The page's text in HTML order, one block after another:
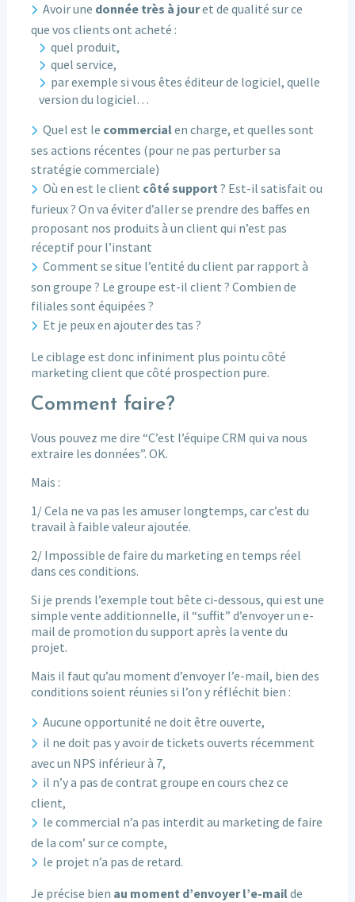
Avoir une donnée très à jouret de qualité sur ce
que vos clients ont acheté :
quel produit,
quel service,
par exemple si vous êtes éditeur de logiciel, quelle
version du logiciel…
Quel est le commercialen charge, et quelles sont
ses actions récentes (pour ne pas perturber sa
stratégie commerciale)
Où en est le client côté support ? Est-il satisfait ou
furieux ? On va éviter d’aller se prendre des baffes en
proposant nos produits à un client qui n’est pas
réceptif pour l’instant
Comment se situe l’entité du client par rapport à
son groupe ? Le groupe est-il client ? Combien de
filiales sont équipées ?
Et je peux en ajouter des tas ?
Le ciblage est donc infiniment plus pointu côté
marketing client que côté prospection pure.
Comment faire?
Vous pouvez me dire “C’est l’équipe CRM qui va nous
extraire les données”. OK.
Mais :
1/ Cela ne va pas les amuser longtemps, car c’est du
travail à faible valeur ajoutée.
2/ Impossible de faire du marketing en temps réel
dans ces conditions.
Si je prends l’exemple tout bête ci-dessous, qui est une
simple vente additionnelle, il “suffit” d’envoyer un e-
mail de promotion du support après la vente du
projet.
Mais il faut qu’au moment d’envoyer l’e-mail, bien des
conditions soient réunies si l’on y réfléchit bien :
Aucune opportunité ne doit être ouverte,
il ne doit pas y avoir de tickets ouverts récemment
avec un NPS inférieur à 7,
il n’y a pas de contrat groupe en cours chez ce
client,
le commercial n’a pas interdit au marketing de faire
de la com’ sur ce compte,
le projet n’a pas de retard.
Je précise bien au moment d’envoyer l’e-mailde